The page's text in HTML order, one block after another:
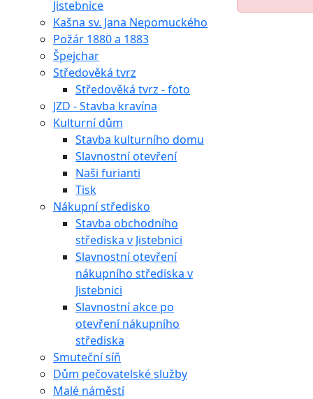
Jistebnice
Kašna sv. Jana Nepomuckého
Požár 1880 a 1883
Špejchar
Středověká tvrz
Středověká tvrz - foto
JZD - Stavba kravína
Kulturní dům
Stavba kulturního domu
Slavnostní otevření
Naši furianti
Tisk
Nákupní středisko
Stavba obchodního
střediska v Jistebnici
Slavnostní otevření
nákupního střediska v
Jistebnici
Slavnostní akce po
otevření nákupního
střediska
Smuteční síň
Dům pečovatelské služby
Malé náměstí